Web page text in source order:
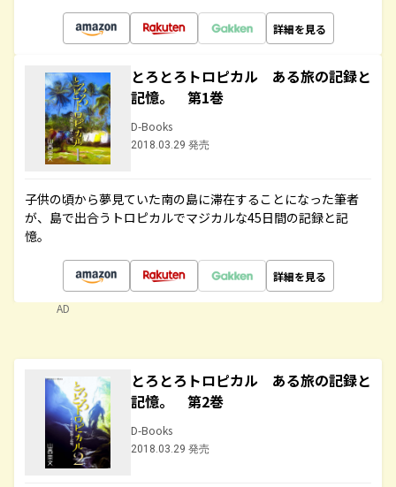
詳細を見る
とろとろトロピカル ある旅の記録と
記憶。 第1巻
D-Books
2018.03.29 発売
子供の頃から夢見ていた南の島に滞在することになった筆者
が、島で出合うトロピカルでマジカルな45日間の記録と記
憶。
詳細を見る
AD
とろとろトロピカル ある旅の記録と
記憶。 第2巻
D-Books
2018.03.29 発売